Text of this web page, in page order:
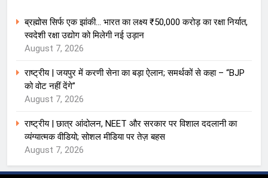
ब्रह्मोस सिर्फ एक झांकी… भारत का लक्ष्य ₹50,000 करोड़ का रक्षा निर्यात,
स्वदेशी रक्षा उद्योग को मिलेगी नई उड़ान
August 7, 2026
राष्ट्रीय | जयपुर में करणी सेना का बड़ा ऐलान; समर्थकों से कहा – “BJP
को वोट नहीं देंगे”
August 7, 2026
राष्ट्रीय | छात्र आंदोलन, NEET और सरकार पर विशाल ददलानी का
व्यंग्यात्मक वीडियो; सोशल मीडिया पर तेज़ बहस
August 7, 2026